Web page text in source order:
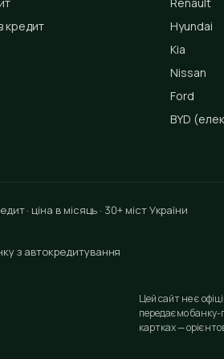
кредит
Hyundai
Kia
Nissan
Ford
BYD
· ціна в місяць · 30+ міст України
з автокредитування
Цей сайт не є
передаємо банку-
картках —